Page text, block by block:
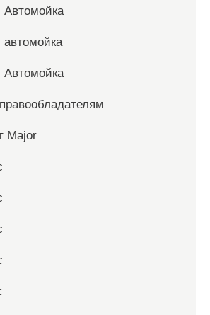
Автомойка
Автомойка
Major